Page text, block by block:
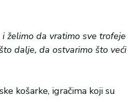
želimo da vratimo sve trofeje
dalje, da ostvarimo što veći
košarke, igračima koji su